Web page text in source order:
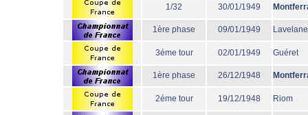
1/32 30/01/1949
1ère phase 09/01/1949
3éme tour 02/01/1949 Guéret
1ère phase 26/12/1948
2éme tour 19/12/1948 Riom